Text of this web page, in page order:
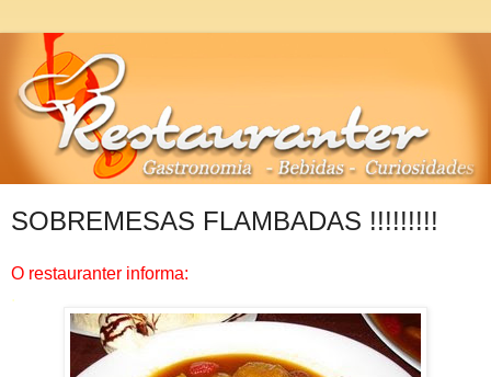
SOBREMESAS FLAMBADAS !!!!!!!!!
O restauranter informa:
.